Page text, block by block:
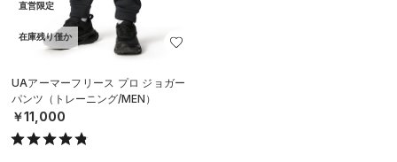
直営限定
在庫残り僅か
UAアーマーフリース プロ ジョガー
パンツ（トレーニング/MEN）
￥11,000